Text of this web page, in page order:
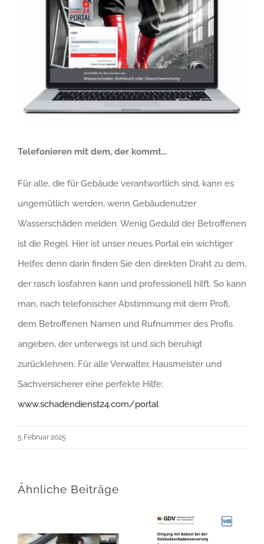
Telefonieren mit dem, der kommt…
Für alle, die für Gebäude verantwortlich sind, kann es
ungemütlich werden, wenn Gebäudenutzer
Wasserschäden melden. Wenig Geduld der Betroffenen
ist die Regel. Hier ist unser neues Portal ein wichtiger
Helfer, denn darin finden Sie den direkten Draht zu dem,
der rasch losfahren kann und professionell hilft. So kann
man, nach telefonischer Abstimmung mit dem Profi,
dem Betroffenen Namen und Rufnummer des Profis
angeben, der unterwegs ist und sich beruhigt
zurücklehnen. Für alle Verwalter, Hausmeister und
Sachversicherer eine perfekte Hilfe:
www.schadendienst24.com/portal
5 Februar 2025
Ähnliche Beiträge